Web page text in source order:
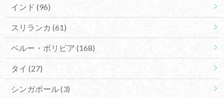
インド (96)
スリランカ (61)
ペルー・ボリビア (168)
タイ (27)
シンガポール(3)